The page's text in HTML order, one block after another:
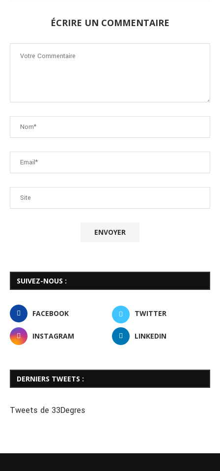
ÉCRIRE UN COMMENTAIRE
SUIVEZ-NOUS :
FACEBOOK TWITTER
INSTAGRAM LINKEDIN
DERNIERS TWEETS :
Tweets de 33Degres